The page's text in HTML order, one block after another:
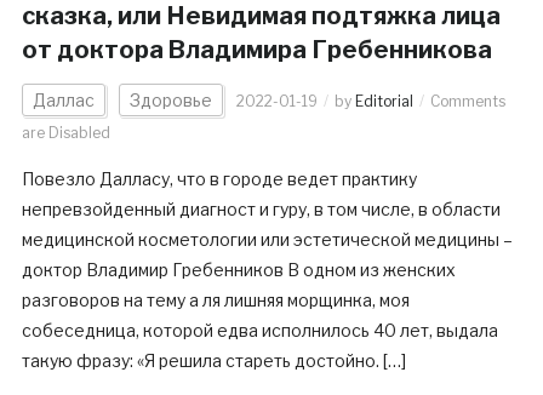
сказка, или Невидимая подтяжка лица
от доктора Владимира Гребенникова
Даллас Здоровье 2022-01-19 by Editorial
Comments
are Disabled
Повезло Далласу, что в городе ведет практику
непревзойденный диагност и гуру, в том числе, в области
медицинской косметологии или эстетической медицины –
доктор Владимир Гребенников В одном из женских
разговоров на тему а ля лишняя морщинка, моя
собеседница, которой едва исполнилось 40 лет, выдала
такую фразу: «Я решила стареть достойно. […]